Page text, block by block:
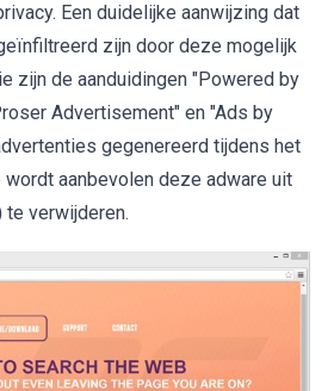
Een duidelijke aanwijzing dat
zijn door deze mogelijk
zijn de aanduidingen "Powered by
Advertisement" en "Ads by
gegenereerd tijdens het
aanbevolen deze adware uit
verwijderen.